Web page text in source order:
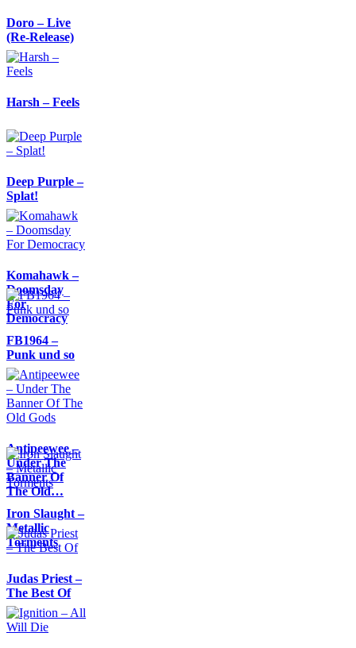
Doro – Live
(Re-Release)
Harsh – Feels
Deep Purple –
Splat!
Komahawk –
Doomsday
For
Democracy
FB1964 –
Punk und so
Antipeewee –
Under The
Banner Of
The Old…
Iron Slaught –
Metallic
Torments
Judas Priest –
The Best Of